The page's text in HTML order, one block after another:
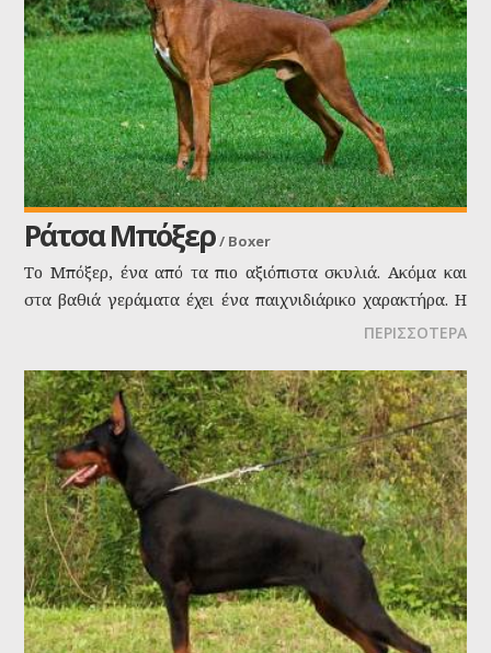
Ράτσα Μπόξερ /Boxer
Το Mπόξερ, ένα από τα πιo αξιόπιστα σκυλιά. Ακόμα και
στα βαθιά γεράματα έχει ένα παιχνιδιάρικο χαρακτήρα. H
εξυπνάδα του, η προθυμία του, η σεμνότητα και η
σκύλο για οικογένειες. Είναι ειλικρινής, πιστός, και έχει
εξαιρετική συμπεριφορά απέναντι στα παιδιά.
ΠΕΡΙΣΣΟΤΕΡΑ